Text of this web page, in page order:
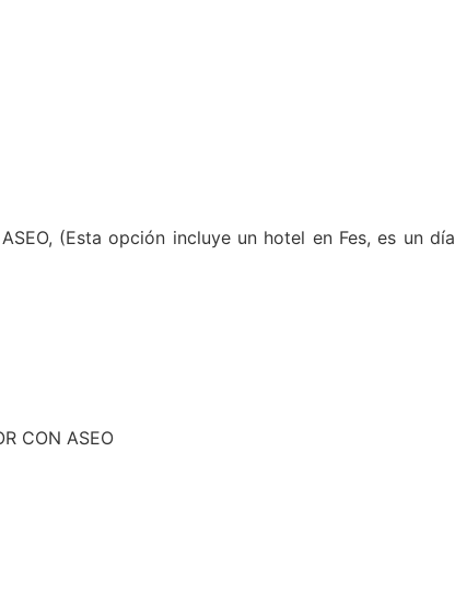
ASEO, (Esta opción incluye un hotel en Fes, es un día
CON ASEO